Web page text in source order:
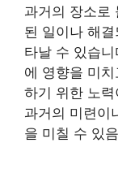
과거의 장소로
된 일이나 해
타날 수 있습
에 영향을 미
하기 위한 노
과거의 미련이
을 미칠 수 있